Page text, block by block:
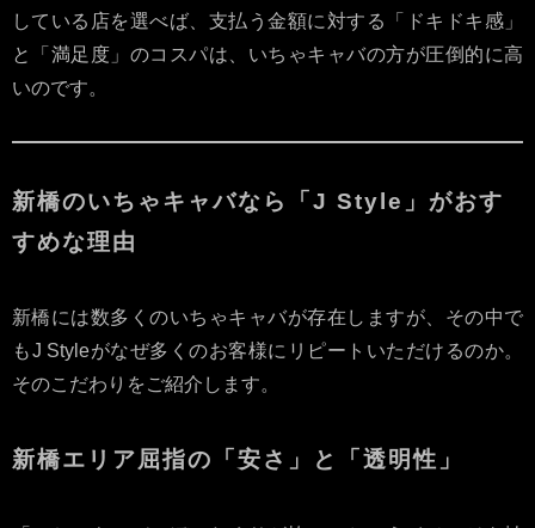
している店を選べば、支払う金額に対する「ドキドキ感」
と「満足度」のコスパは、いちゃキャバの方が圧倒的に高
いのです。
新橋のいちゃキャバなら「J Style」がおす
すめな理由
新橋には数多くのいちゃキャバが存在しますが、その中で
もJ Styleがなぜ多くのお客様にリピートいただけるのか。
そのこだわりをご紹介します。
新橋エリア屈指の「安さ」と「透明性」